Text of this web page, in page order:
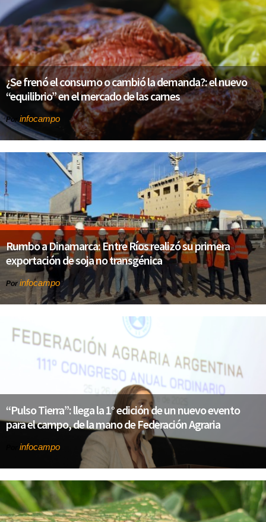
¿Se frenó el consumo o cambió la demanda?: el nuevo
“equilibrio” en el mercado de las carnes
Por infocampo
Rumbo a Dinamarca: Entre Ríos realizó su primera
exportación de soja no transgénica
Por infocampo
“Pulso Tierra”: llega la 1° edición de un nuevo evento
para el campo, de la mano de Federación Agraria
infocampo